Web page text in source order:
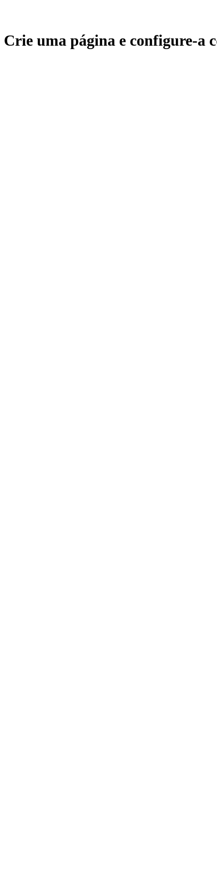
Crie uma página e configure-a